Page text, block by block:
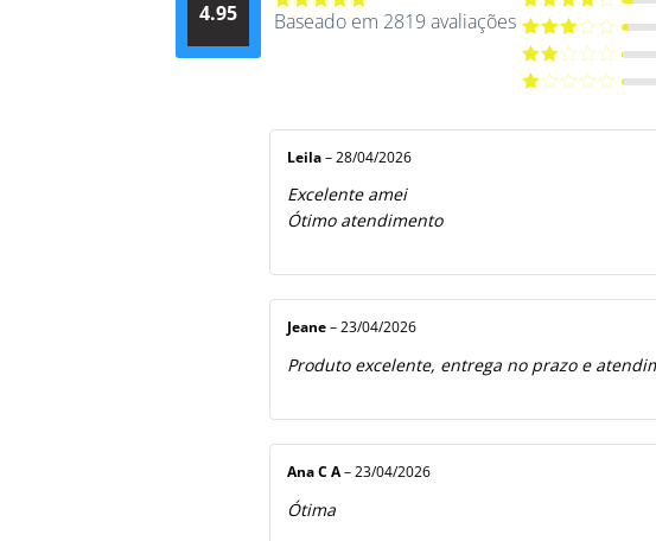
4.95
Avaliação
Baseado em 2819 avaliações de 5
Avaliação
4 de 5
Avaliação
3 de 5
Avaliação
2 de
Leila – 28/04/2026
Excelente amei
Ótimo atendimento
Jeane – 23/04/2026
Produto excelente, entrega no prazo e
Ana C A– 23/04/2026
Ótima